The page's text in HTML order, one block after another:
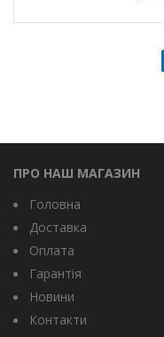
ПРО НАШ МАГАЗИН
Головна
Доставка
Оплата
Гарантія
Новини
Контакти